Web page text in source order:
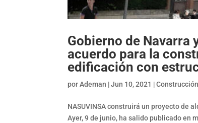
Gobierno de Navarra
acuerdo para la
edificación con
porAdeman |Jun 10, 2021 |
NASUVINSA construirá un proyecto de
Ayer, 9 de junio, ha salido publicado en